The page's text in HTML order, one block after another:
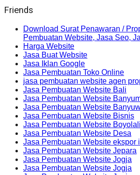
Friends
Download Surat Penawaran /
Pembuatan Website, Jasa Seo,
Harga Website
Jasa Buat Website
Jasa Iklan Google
Jasa Pembuatan Toko Online
jasa pembuatan website agen
Jasa Pembuatan Website Bali
Jasa Pembuatan Website
Jasa Pembuatan Website
Jasa Pembuatan Website Bisnis
Jasa Pembuatan Website Boyolali
Jasa Pembuatan Website Desa
Jasa Pembuatan Website ekspor
Jasa Pembuatan Website Jepara
Jasa Pembuatan Website Jogja
Jasa Pembuatan Website Jogja